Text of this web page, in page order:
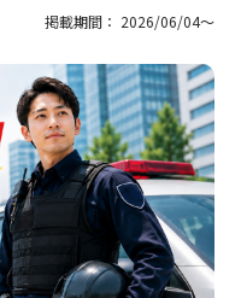
掲載期間： 2026/06/04〜